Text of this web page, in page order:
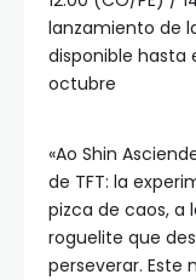
lanzamiento de
disponible hasta
octubre
«Ao Shin
de TFT: la
pizca de caos, a
roguelite que
perseverar. Este